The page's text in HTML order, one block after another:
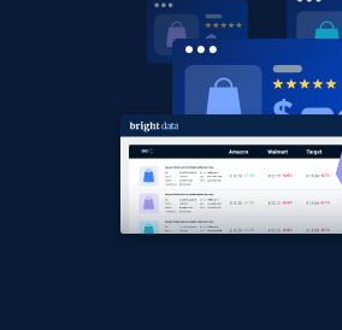
Amazon products global
products by best sellers
Title, Seller name, Brand,
price, Currency, Availability,
375+